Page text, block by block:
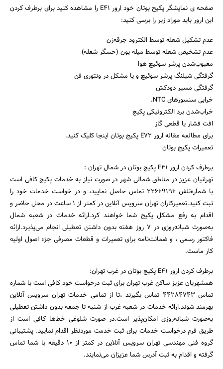
صفحه ی نمایشگر پکیج بوتان خود ارور E41 را مشاهده کنید برای برطرف کردن
این ارور باید موراد زیر را برسی کنید:
عدم تشکیل شعله توسط الکترود جرقه‌زن
عدم تشخیص شعله توسط میله یون (حسگر شعله)
معیوب‌شدن پرشر سوئیچ هوا
گرفتگی شیلنگ پرشر سوئیچ و یا مشکل در ونتوری فن
گرفتگی مسیر دودکش
خرابی سنسورهای NTC.
خراب‌شدن برد الکترونیکی پکیج
افت فشار یا قطعی گاز
برای مطالعه مقاله ارور E72 پکیج بوتان اینجا کلیک کنید.
تعمیرات پکیج بوتان
برطرف کردن ارور E41 پکیج بوتان در شمال تهران :
تهرانیان عزیز در مناطق شمالی شهر در صورت نیاز به خدمات پکیج کافی است
با شماره‌تلفن ۲۲۶۶۹۱۹۶ تماس حاصل نمایید، و در خواست خدمات خود را
ثبت کنید.تعمیرکاران تهران سرویس آنلاین در کمتر از ۱ ساعت در محل حاضر و
اقدام به رفع مشکل پکیج شما خواهند کرد.ارائه خدمات در شعبه شمال
به‌صورت شبانه‌روزی در ۷ روز هفته بدون داشتن تعطیلی انجام می‌پذیرد.ارائه
فاکتور رسمی ، و ضمانت‌نامه برای تعمیرات و قطعات مصرفی جزء اصول اولیه
کار ماست.
برطرف کردن ارور E41 پکیج بوتان در غرب تهران:
همشهریان عزیز ساکن غرب تهران برای ثبت درخواست خود کافی است با شماره
تماس ۴۴۲۸۴۷۴۳ تماس بگیرند ،تا از تمامی خدمات تهران سرویس آنلاین
بهرمند شوند.ارائه خدمات در شعبه غرب از شنبه تا جمعه بدون داشتن تعطیلی
به‌صورت شبانه‌روزی امکان‌پذیر است.در صورت شلوغی خط‌ها کافی است از
طریق فرم درخواست خدمات برای ثبت خدمت موردنظر اقدام نمایید. پشتیبانی
گروه فنی مهندسی تهران سرویس آنلاین در کمتر از ۱۰ دقیقه با شما تماس
گرفته و اقدام به ثبت آدرس شما عزیزان می‌نمایند.